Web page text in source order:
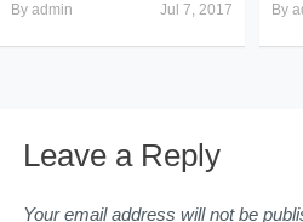
By admin Jul 7, 2017 By
Leave a Reply
Your email address will not be